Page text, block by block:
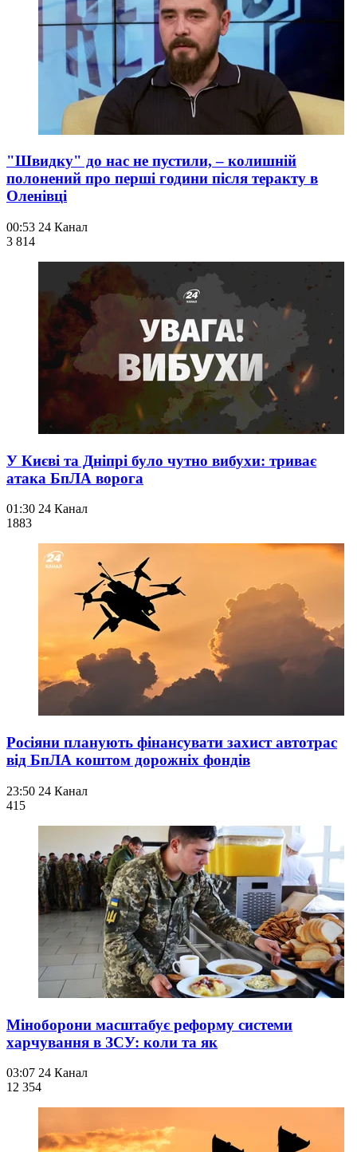
"Швидку" до нас не пустили, – колишній
полонений про перші години після теракту в
Оленівці
00:53 24 Канал
3 814
У Києві та Дніпрі було чутно вибухи: триває
атака БпЛА ворога
01:30 24 Канал
1883
Росіяни планують фінансувати захист автотрас
від БпЛА коштом дорожніх фондів
23:50 24 Канал
415
Міноборони масштабує реформу системи
харчування в ЗСУ: коли та як
03:07 24 Канал
12 354